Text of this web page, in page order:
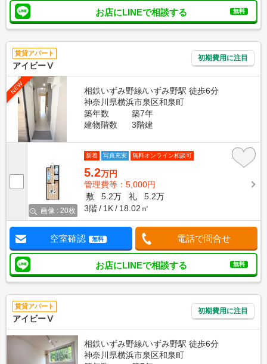
お店にLINEで相談する 無料
賃貸アパート
アイビーⅤ
初期費用に注目
NEW
相鉄いずみ野線/いずみ野駅 徒歩6分
神奈川県横浜市泉区和泉町
築年数
築7年
建物階数
3階建
画像 : 20枚
新着 写真充実 無料オンライン相談可
5.2万円
管理費等：5,000円
敷
5.2万 礼
5.2万
3階
1K 18.02㎡
空室確認 無料 電話で問合せ
お店にLINEで相談する 無料
賃貸アパート
アイビーⅤ
初期費用に注目
相鉄いずみ野線/いずみ野駅 徒歩6分
神奈川県横浜市泉区和泉町